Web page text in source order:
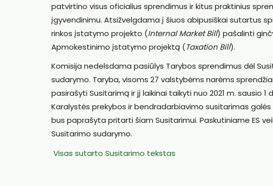
patvirtino visus oficialius sprendimus ir kitus praktinius
įgyvendinimu. Atsižvelgdama į šiuos abipusiškai sutartus
rinkos įstatymo projekto (Internal Market Bill) pašalinti
Apmokestinimo įstatymo projektą (Taxation Bill).
Komisija nedelsdama pasiūlys Tarybos sprendimus dėl
sudarymo. Taryba, visoms 27 valstybėms narėms
pasirašyti Susitarimą ir jį laikinai taikyti nuo 2021 m. sausio 1
Karalystės prekybos ir bendradarbiavimo susitarimas
bus paprašyta pritarti šiam Susitarimui. Paskutiniame ES
Susitarimo sudarymo.
Visas sutarto Susitarimo tekstas